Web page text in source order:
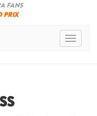
FANS
PRIX
Toggle